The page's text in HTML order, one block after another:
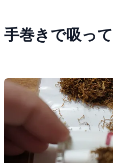
手巻きで吸っ